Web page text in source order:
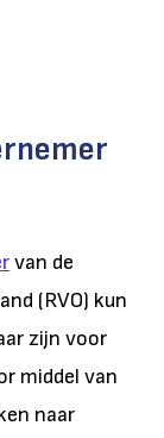
van de
(RVO) kun
zijn voor
middel van
naar